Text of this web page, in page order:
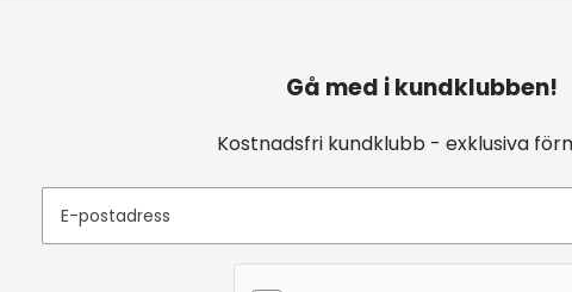
Gå med i kundklubben!
Kostnadsfri kundklubb - exklusiva
E-postadress